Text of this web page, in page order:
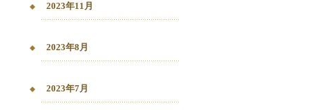
2023年11月
2023年8月
2023年7月